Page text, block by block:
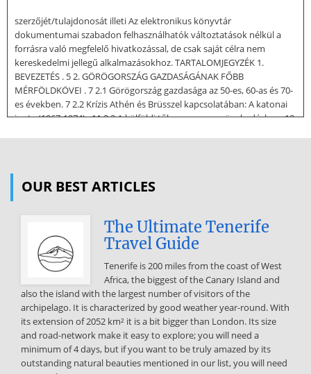
szerzőjét/tulajdonosát illeti Az elektronikus könyvtár
dokumentumai szabadon felhasználhatók változtatások nélkül a
forrásra való megfelelő hivatkozással, de csak saját célra nem
kereskedelmi jellegű alkalmazásokhoz. TARTALOMJEGYZÉK 1.
BEVEZETÉS . 5 2. GÖRÖGORSZÁG GAZDASÁGÁNAK FŐBB
MÉRFÖLDKÖVEI . 7 2.1 Görögország gazdasága az 50-es, 60-as és 70-
es években. 7 2.2 Krízis Athén és Brüsszel kapcsolatában: A katonai
junta (1967-1974) . 11 2.3 A külföldi tőke szerepe a növekedésben. 12
csatlakozási szerződés intézményi rendelkezései (10 - 19. cikkelyek)
cikkelyek) 30 3.4 A csatlakozási szerződés intézkedései a személyek,
a szolgáltatások és a tőke szabad áramlásáról (44-48. cikkelyek) 33
3.5 A csatlakozási szerződés külgazdasági politikai rendelkezései
(115-123 cikkelyek). 34 3.6 Intézményi változások . 35 3.7 Az átmeneti
időszak főbb rendelkezései. 38 3.8 Az agrárszféra problémái. 39 3.9 A
görög érdekek érvényesülése a tagsági státusz elnyerése után . 42
3.10 A csatlakozás hatása a gazdaságra. 46 3.101 3.102 4.
Negatívumok. 46 Pozitívumok . 48 A GÖRÖG ÁLLAM INTEGRÁCIÓJA
ÉS SZEREPE AZ EURÓPAI UNIÓBAN . 49 4.1 Az EU-harmonizáció
hatása a görög államra . 49 4.2 Az állam felépítésének integrációs
modellje . 50 4.3 A görög állam túlméretezettsége . 51 4.4 Az állam
OUR BEST ARTICLES
The Ultimate Tenerife
Travel Guide
Tenerife is 200 miles from the coast of West
Africa, the biggest of the Canary Island and
also the island with the largest number of visitors of the
archipelago. It is characterized by good weather year-round. With
its extension of 2052 km² it is a bit bigger than London. Its size
and road-network make it easy to explore; you will need a
minimum of 4 days, but if you want to be truly amazed by its
outstanding natural beauties mentioned in our list, you will need